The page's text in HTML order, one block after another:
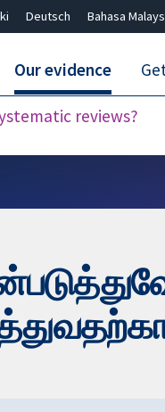
Deutsch Bahasa
Our evidence
reviews?